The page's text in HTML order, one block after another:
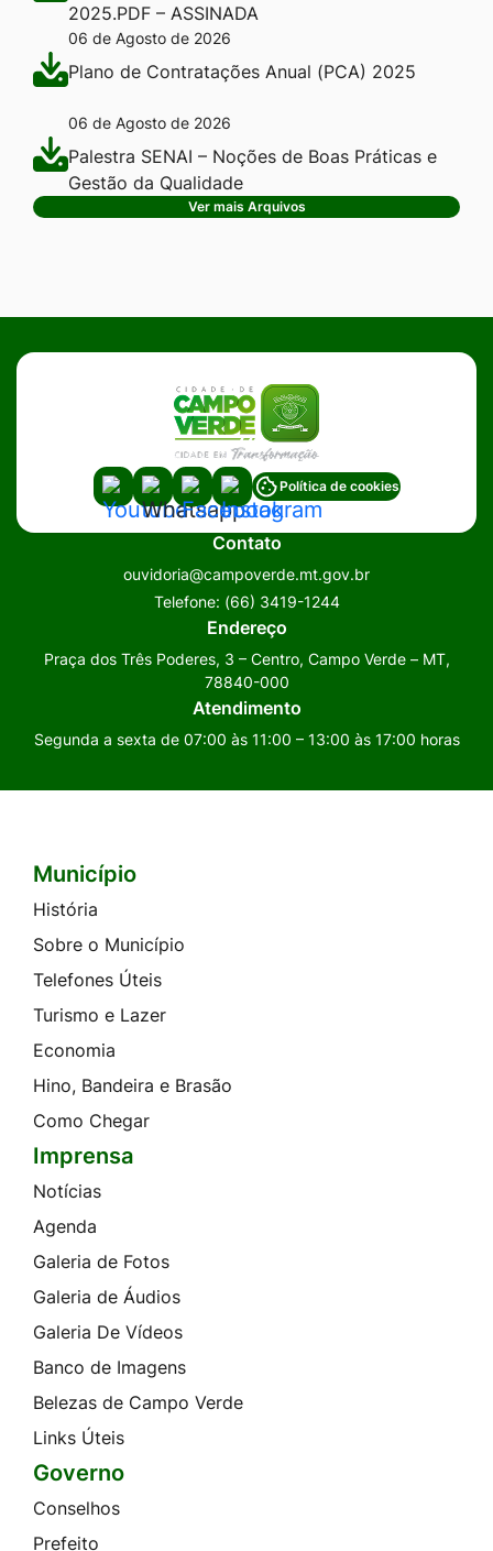
2025.PDF – ASSINADA
06 de Agosto de 2026
Plano de Contratações Anual (PCA) 2025
06 de Agosto de 2026
Palestra SENAI – Noções de Boas Práticas e
Gestão da Qualidade
Ver mais Arquivos
Acessar
a
Social
Acessar
a
Social
Whatsapp
Acessar
a
Rede
Social
Facebook
Acessar
a
Rede
Social
Instagram
Política de cookies
Contato
ouvidoria@campoverde.mt.gov.br
Telefone: (66) 3419-1244
Endereço
Praça dos Três Poderes, 3 – Centro, Campo Verde – MT,
78840-000
Atendimento
Segunda a sexta de 07:00 às 11:00 – 13:00 às 17:00 horas
Seção do Rodapé e Contato
Município
História
Sobre o Município
Telefones Úteis
Turismo e Lazer
Economia
Hino, Bandeira e Brasão
Como Chegar
Imprensa
Notícias
Agenda
Galeria de Fotos
Galeria de Áudios
Galeria De Vídeos
Banco de Imagens
Belezas de Campo Verde
Links Úteis
Governo
Conselhos
Prefeito